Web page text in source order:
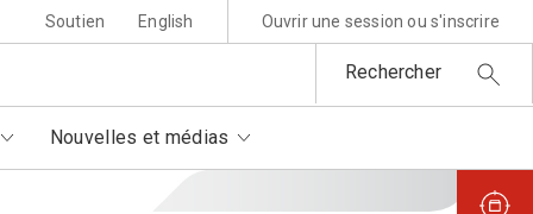
Soutien English Ouvrir une session ou s'inscrire
Rechercher
Nouvelles et médias